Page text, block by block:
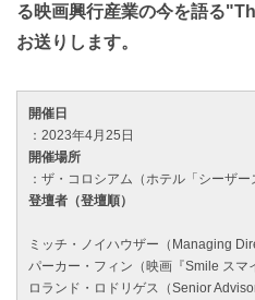
る映画興行産業の今を語る
お送りします。
開催日
：2023年4月25日
開催場所
：ザ・コロシアム（ホテル「シーザー
登壇者（登壇順）
ミッチ・ノイハウザー（Managing
パーカー・フィン（映画『Smile スマ
ロランド・ロドリゲス（Senior